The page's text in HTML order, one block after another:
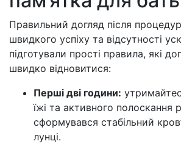
Правильний догляд після
швидкого успіху та відсутності
підготували прості правила, які
швидко відновитися:
Перші дві години:
їжі та активного полоскання
сформувався стабільний
лунці.